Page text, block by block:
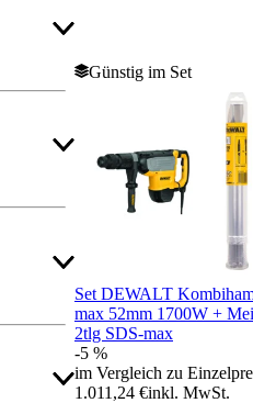
Günstig im Set
Set DEWALT
max 52mm 1700W +
2tlg SDS-max
-5 %
im Vergleich zu
1.011,24 €inkl. MwSt.